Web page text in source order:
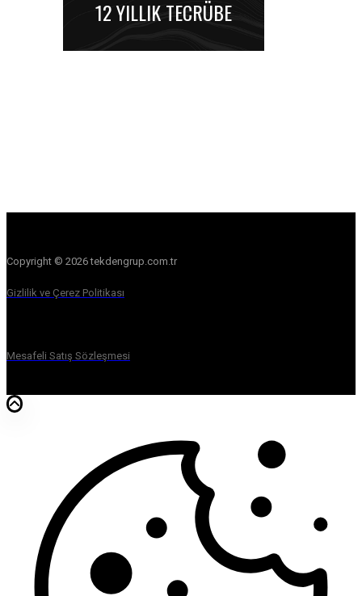
12 YILLIK TECRÜBE
Copyright © 2026 tekdengrup.com.tr
Gizlilik ve Çerez Politikası
Mesafeli Satış Sözleşmesi